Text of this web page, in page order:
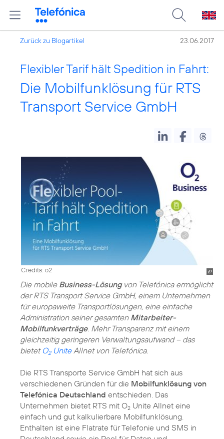
Zurück zu Blogartikel 23.06.2017
Flexibler Tarif hält Spedition in Fahrt:
Die Mobilfunklösung für RTS
Transport Service GmbH
Credits: o2
Die mobile Business-Lösungvon Telefónica ermöglicht
der RTS Transport Service GmbH, einem Unternehmen
für europaweite Transportlösungen, eine einfache
Administration seiner gesamten Mitarbeiter-
Mobilfunkverträge. Mehr Transparenz mit einem
gleichzeitig geringeren Verwaltungsaufwand – das
bietet O2UniteAllnet von Telefónica.
Die RTS Transporte Service GmbH hat sich aus
verschiedenen Gründen für die Mobilfunklösung von
Telefónica Deutschland entschieden. Das
Unternehmen bietet RTS mit O2 Unite Allnet eine
einfach und gut kalkulierbare Mobilfunklösung.
Enthalten ist eine Flatrate für Telefonie und SMS in